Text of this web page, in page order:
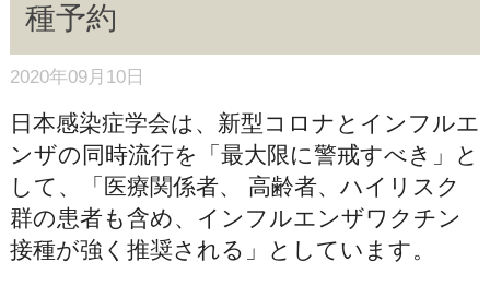
種予約
2020年09月10日
日本感染症学会は、新型コロナとインフルエ
ンザの同時流行を「最大限に警戒すべき」と
して、「医療関係者、 ⾼齢者、ハイリスク
群の患者も含め、インフルエンザワクチン
接種が強く推奨される」としています。